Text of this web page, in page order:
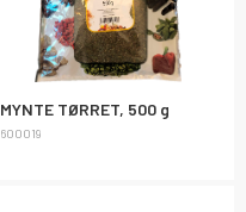
MYNTE TØRRET, 500 g
600019